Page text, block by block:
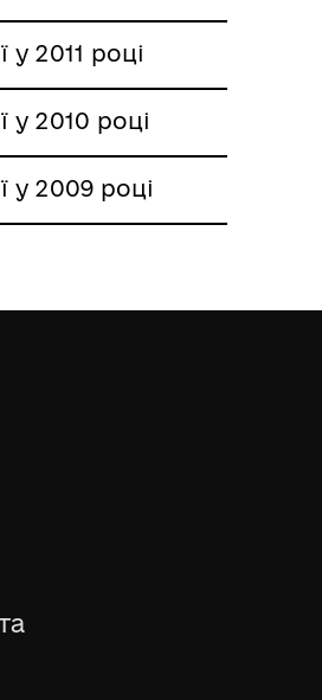
у 2011 році
у 2010 році
у 2009 році